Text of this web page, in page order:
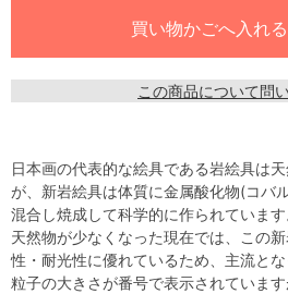
この商品について問
日本画の代表的な絵具である岩絵具は
が、新岩絵具は体質に金属酸化物(コバ
混合し焼成して科学的に作られています
天然物が少なくなった現在では、この
性・耐光性に優れているため、主流とな
粒子の大きさが番号で表示されていま